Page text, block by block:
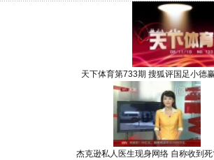
天下体育第733期 搜狐评国足小德
杰克逊私人医生现身网络 自称收到